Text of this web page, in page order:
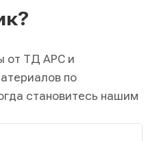
от ТД АРС и
по
становитесь нашим